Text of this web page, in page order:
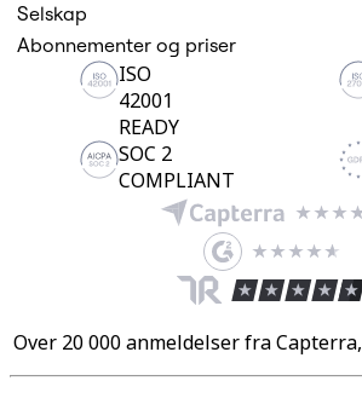
Nettseminarer
Reforge læring
Fellesskap og støtte
Hjelpesenter
Arrangementer
Fellesskap
Blogg
Partnere og tjenester
Miro Profesjonelle tjenester
Løsningspartnere
Selskap
Abonnementer og priser
ISO
42001
READY
SOC 2
COMPLIANT
Over 20 000 anmeldelser fra